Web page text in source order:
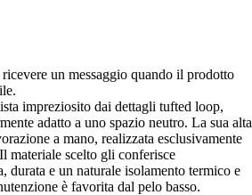
un messaggio quando il prodotto
impreziosito dai dettagli tufted loop,
adatto a uno spazio neutro. La sua alta
a mano, realizzata esclusivamente
materiale scelto gli conferisce
durata e un naturale isolamento termico e
è favorita dal pelo basso.